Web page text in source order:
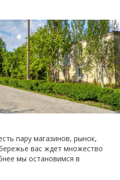
пару магазинов, рынок,
вас ждет множество
мы остановимся в